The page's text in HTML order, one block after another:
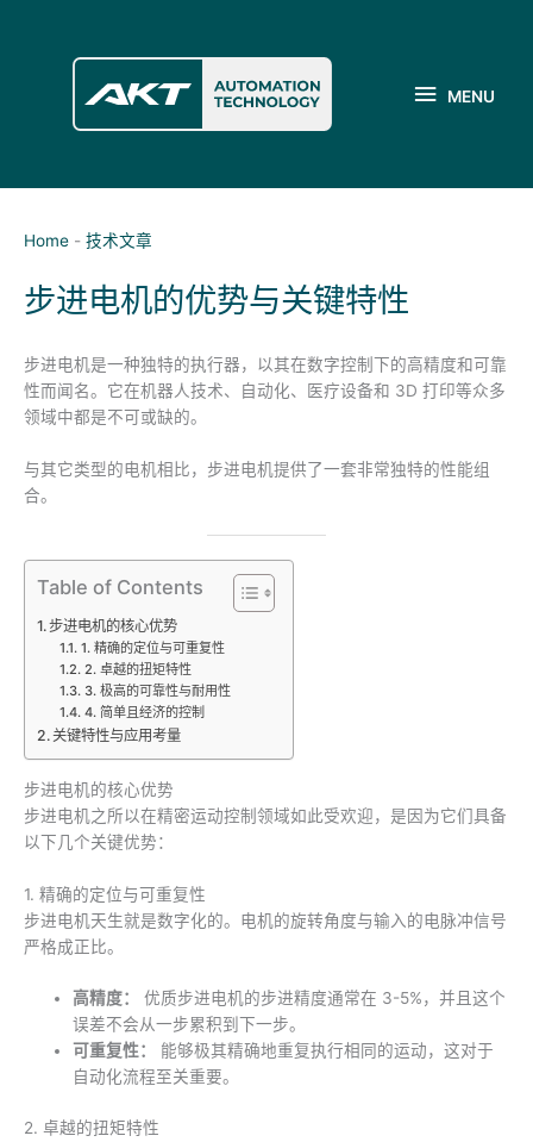
MENU
Home - 技术文章
步进电机的优势与关键特性
步进电机是一种独特的执行器，以其在数字控制下的高精度和可靠
性而闻名。它在机器人技术、自动化、医疗设备和 3D 打印等众多
领域中都是不可或缺的。
与其它类型的电机相比，步进电机提供了一套非常独特的性能组
合。
Table of Contents
步进电机的核心优势
1. 精确的定位与可重复性
2. 卓越的扭矩特性
3. 极高的可靠性与耐用性
4. 简单且经济的控制
关键特性与应用考量
步进电机的核心优势
步进电机之所以在精密运动控制领域如此受欢迎，是因为它们具备
以下几个关键优势：
1. 精确的定位与可重复性
步进电机天生就是数字化的。电机的旋转角度与输入的电脉冲信号
严格成正比。
高精度：
优质步进电机的步进精度通常在 3-5%，并且这个
误差不会从一步累积到下一步。
可重复性：
能够极其精确地重复执行相同的运动，这对于
自动化流程至关重要。
2. 卓越的扭矩特性